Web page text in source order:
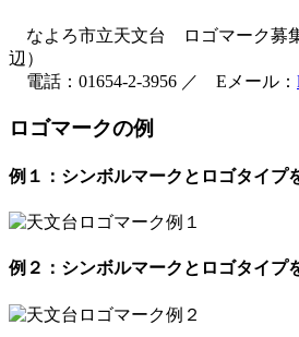
なよろ市立天文台 ロゴマーク募
辺）
電話：01654-2-3956 ／ Eメール：
ロゴマークの例
例１：シンボルマークとロゴタイプ
例２：シンボルマークとロゴタイプ